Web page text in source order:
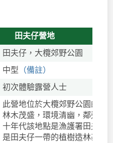
田夫仔營地
田夫仔，大欖郊野公園
中型 （備註）
初次體驗露營人士
此營地位於大欖郊野公園的中
林木茂盛，環境清幽，鄰近田
十年代該地點是漁護署田夫仔
是田夫仔一帶的植樹造林基地